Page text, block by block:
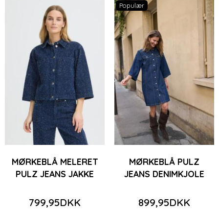
MØRKEBLÅ MELERET
PULZ JEANS JAKKE
799,95DKK
Populær
MØRKEBLÅ PULZ
JEANS DENIMKJOLE
899,95DKK